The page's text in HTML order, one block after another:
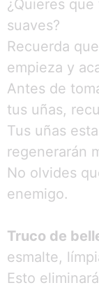
¿Quieres
suaves?
Recuerda
empieza y
Antes de
tus uñas,
Tus uñas
regenerarán
No olvides
enemigo.
Truco de
esmalte,
Esto